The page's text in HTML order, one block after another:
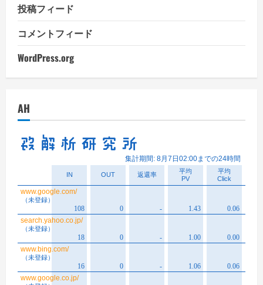
投稿フィード
コメントフィード
WordPress.org
AH